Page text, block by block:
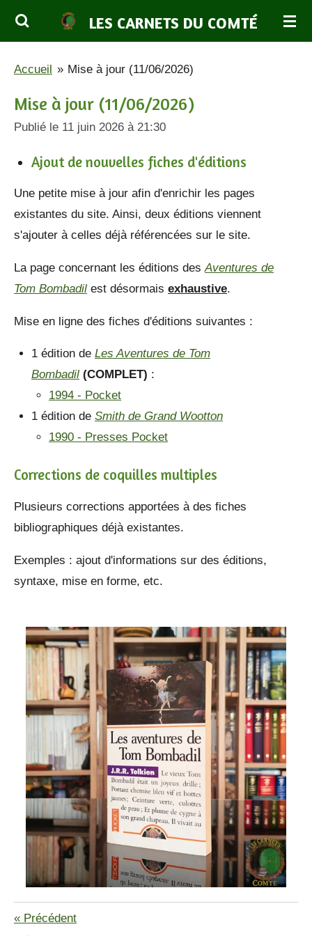
Passer
principal
LES CARNETS DU COMTÉ
Accueil » Mise à jour (11/06/2026)
Mise à jour (11/06/2026)
Publié le 11 juin 2026 à 21:30
Ajout de nouvelles fiches d'éditions
Une petite mise à jour afin d'enrichir les pages
existantes du site. Ainsi, deux éditions viennent
s'ajouter à celles déjà référencées sur le site.
La page concernant les éditions desAventures de
Tom Bombadil est désormais exhaustive.
Mise en ligne des fiches d'éditions suivantes :
1 édition de Les Aventures de Tom
Bombadil (COMPLET) :
1994 - Pocket
1 édition de Smith de Grand Wootton
1990 - Presses Pocket
Corrections de coquilles multiples
Plusieurs corrections apportées à des fiches
bibliographiques déjà existantes.
Exemples : ajout d'informations sur des éditions,
syntaxe, mise en forme, etc.
« Précédent